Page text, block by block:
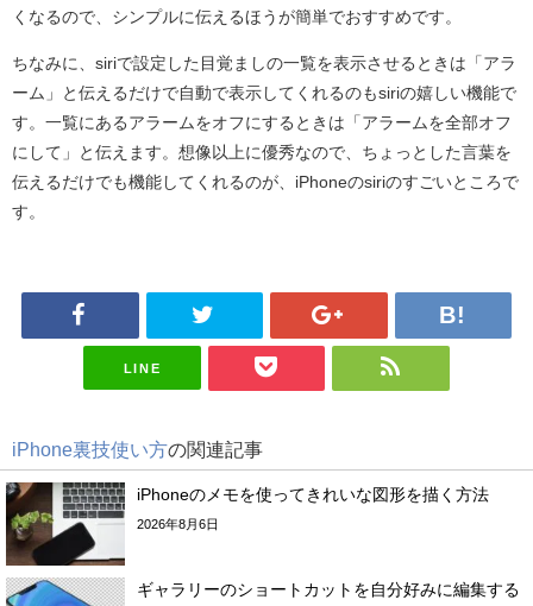
くなるので、シンプルに伝えるほうが簡単でおすすめです。
ちなみに、siriで設定した目覚ましの一覧を表示させるときは「アラ
ーム」と伝えるだけで自動で表示してくれるのもsiriの嬉しい機能で
す。一覧にあるアラームをオフにするときは「アラームを全部オフ
にして」と伝えます。想像以上に優秀なので、ちょっとした言葉を
伝えるだけでも機能してくれるのが、iPhoneのsiriのすごいところで
す。
LINE
iPhone裏技使い方の関連記事
iPhoneのメモを使ってきれいな図形を描く方法
2026年8月6日
ギャラリーのショートカットを自分好みに編集する